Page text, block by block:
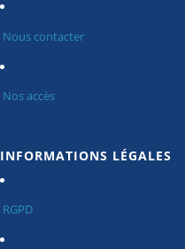
Nous contacter
Nos accès
INFORMATIONS LÉGALES
RGPD